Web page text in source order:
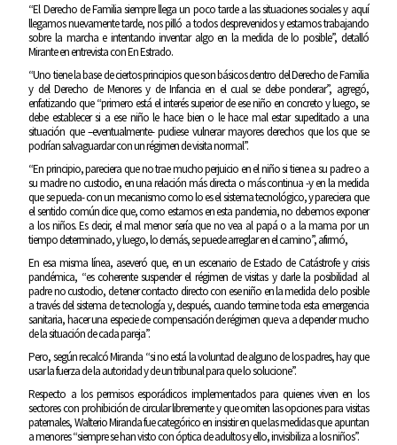
“El Derecho de Familia siempre llega un poco tarde a las situaciones sociales y aquí
llegamos nuevamente tarde, nos pilló a todos desprevenidos y estamos trabajando
sobre la marcha e intentando inventar algo en la medida de lo posible”, detalló
Mirante en entrevista con En Estrado.
“Uno tiene la base de ciertos principios que son básicos dentro del Derecho de Familia
y del Derecho de Menores y de Infancia en el cual se debe ponderar”, agregó,
enfatizando que “primero está el interés superior de ese niño en concreto y luego, se
debe establecer si a ese niño le hace bien o le hace mal estar supeditado a una
situación que –eventualmente- pudiese vulnerar mayores derechos que los que se
podrían salvaguardar con un régimen de visita normal”.
“En principio, pareciera que no trae mucho perjuicio en el niño si tiene a su padre o a
su madre no custodio, en una relación más directa o más continua -y en la medida
que se pueda- con un mecanismo como lo es el sistema tecnológico, y pareciera que
el sentido común dice que, como estamos en esta pandemia, no debemos exponer
a los niños. Es decir, el mal menor sería que no vea al papá o a la mama por un
tiempo determinado, y luego, lo demás, se puede arreglar en el camino”, afirmó,
En esa misma línea, aseveró que, en un escenario de Estado de Catástrofe y crisis
pandémica, “es coherente suspender el régimen de visitas y darle la posibilidad al
padre no custodio, de tener contacto directo con ese niño en la medida de lo posible
a través del sistema de tecnología y, después, cuando termine toda esta emergencia
sanitaria, hacer una especie de compensación de régimen que va a depender mucho
de la situación de cada pareja”.
Pero, según recalcó Miranda “si no está la voluntad de alguno de los padres, hay que
usar la fuerza de la autoridad y de un tribunal para que lo solucione”.
Respecto a los permisos esporádicos implementados para quienes viven en los
sectores con prohibición de circular libremente y que omiten las opciones para visitas
paternales, Walterio Miranda fue categórico en insistir en que las medidas que apuntan
a menores “siempre se han visto con óptica de adultos y ello, invisibiliza a los niños”.